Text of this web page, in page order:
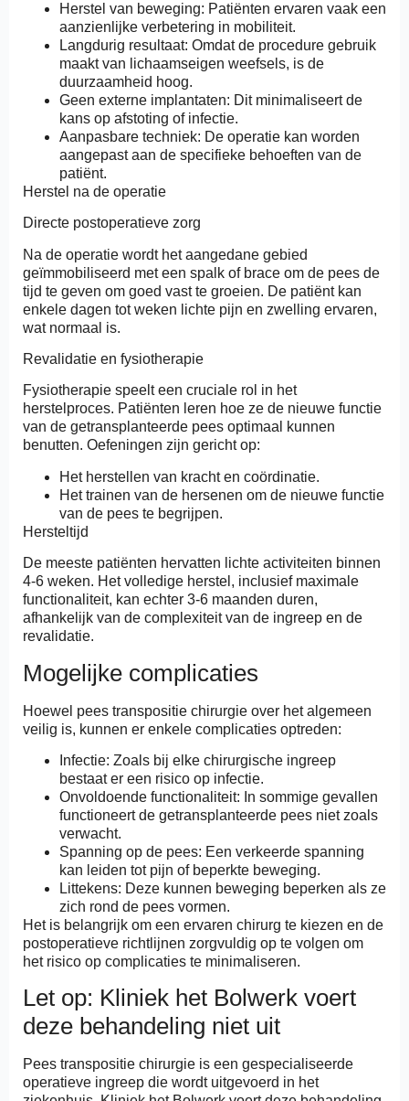
Herstel van beweging: Patiënten ervaren vaak een
aanzienlijke verbetering in mobiliteit.
Langdurig resultaat: Omdat de procedure gebruik
maakt van lichaamseigen weefsels, is de
duurzaamheid hoog.
Geen externe implantaten: Dit minimaliseert de
kans op afstoting of infectie.
Aanpasbare techniek: De operatie kan worden
aangepast aan de specifieke behoeften van de
patiënt.
Herstel na de operatie
Directe postoperatieve zorg
Na de operatie wordt het aangedane gebied
geïmmobiliseerd met een spalk of brace om de pees de
tijd te geven om goed vast te groeien. De patiënt kan
enkele dagen tot weken lichte pijn en zwelling ervaren,
wat normaal is.
Revalidatie en fysiotherapie
Fysiotherapie speelt een cruciale rol in het
herstelproces. Patiënten leren hoe ze de nieuwe functie
van de getransplanteerde pees optimaal kunnen
benutten. Oefeningen zijn gericht op:
Het herstellen van kracht en coördinatie.
Het trainen van de hersenen om de nieuwe functie
van de pees te begrijpen.
Hersteltijd
De meeste patiënten hervatten lichte activiteiten binnen
4-6 weken. Het volledige herstel, inclusief maximale
functionaliteit, kan echter 3-6 maanden duren,
afhankelijk van de complexiteit van de ingreep en de
revalidatie.
Mogelijke complicaties
Hoewel pees transpositie chirurgie over het algemeen
veilig is, kunnen er enkele complicaties optreden:
Infectie: Zoals bij elke chirurgische ingreep
bestaat er een risico op infectie.
Onvoldoende functionaliteit: In sommige gevallen
functioneert de getransplanteerde pees niet zoals
verwacht.
Spanning op de pees: Een verkeerde spanning
kan leiden tot pijn of beperkte beweging.
Littekens: Deze kunnen beweging beperken als ze
zich rond de pees vormen.
Het is belangrijk om een ervaren chirurg te kiezen en de
postoperatieve richtlijnen zorgvuldig op te volgen om
het risico op complicaties te minimaliseren.
Let op: Kliniek het Bolwerk voert
deze behandeling niet uit
Pees transpositie chirurgie is een gespecialiseerde
operatieve ingreep die wordt uitgevoerd in het